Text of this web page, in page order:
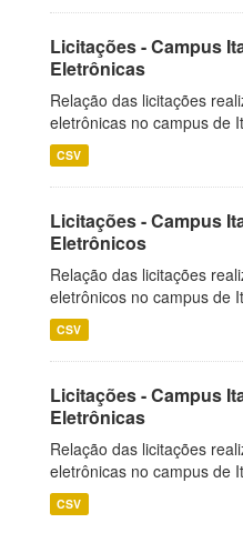
Licitações - Campus
Eletrônicas
Relação das licitações
eletrônicas no campus de
CSV
Licitações - Campus
Eletrônicos
Relação das licitações
eletrônicos no campus de
CSV
Licitações - Campus
Eletrônicas
Relação das licitações
eletrônicas no campus de
CSV